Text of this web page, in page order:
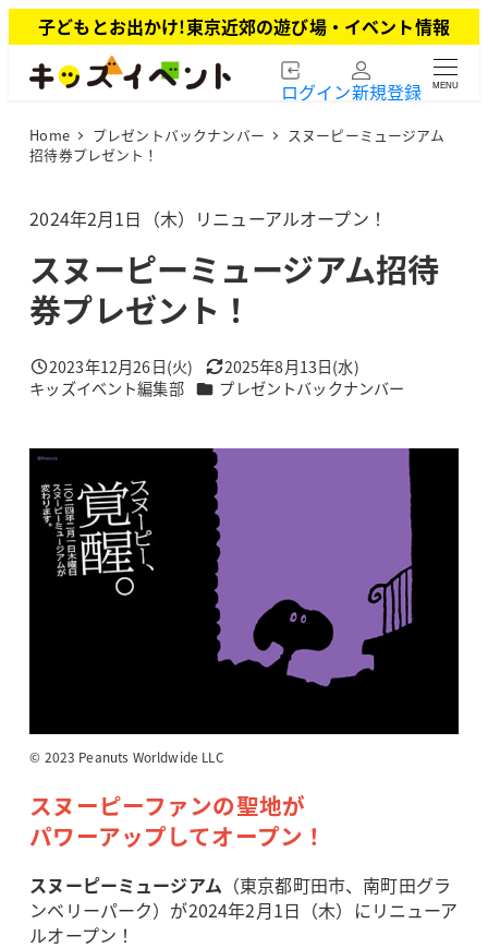
イ
子どもとお出かけ!東京近郊の遊び場・イベント情報
ログイン新規登録 MENU
Home プレゼントバックナンバー
スヌーピーミュージアム
招待券プレゼント！
2024年2月1日（木）リニューアルオープン！
スヌーピーミュージアム招待
券プレゼント！
投稿日
2023年12月26日(火) 更新日
2025年8月13日(水)
著
キッズイベント編集部 カテゴリー
プレゼントバックナンバー
© 2023 Peanuts Worldwide LLC
スヌーピーファンの聖地が
パワーアップしてオープン！
スヌーピーミュージアム （東京都町田市、南町田グラ
ンベリーパーク）が2024年2月1日（木）にリニューア
ルオープン！